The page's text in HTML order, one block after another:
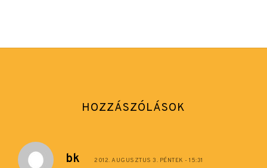
HOZZÁSZÓLÁSOK
bk 2012. AUGUSZTUS 3. PÉNTEK - 15:31